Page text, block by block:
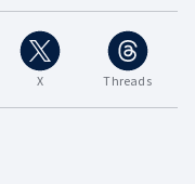
X Threads